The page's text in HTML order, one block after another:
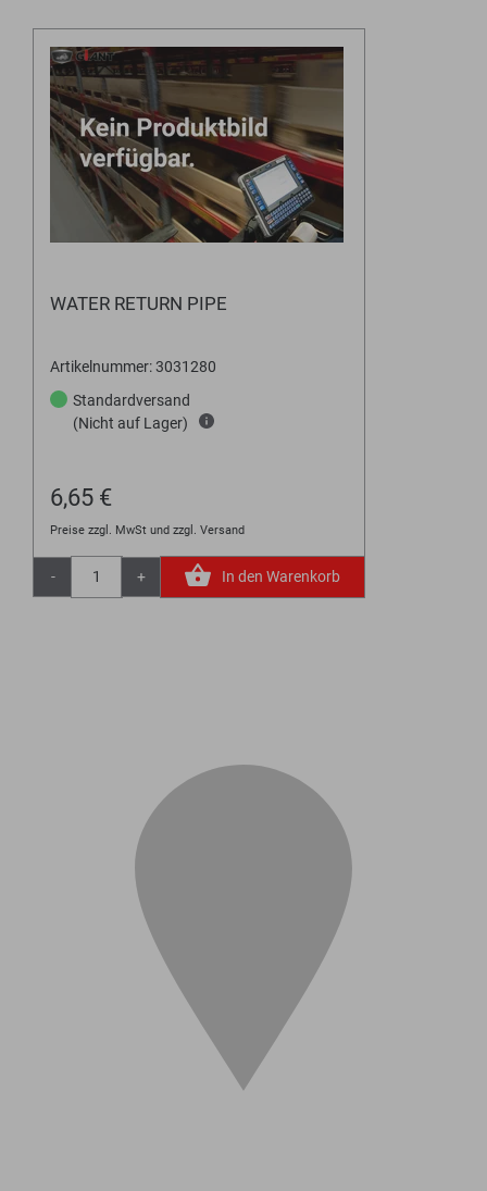
WATER RETURN PIPE
Artikelnummer: 3031280
Standardversand
(Nicht auf Lager)
6,65 €
Preise zzgl. MwSt und zzgl. Versand
- + In den Warenkorb